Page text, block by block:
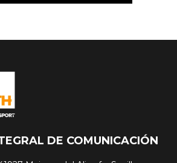
DE COMUNICACIÓN